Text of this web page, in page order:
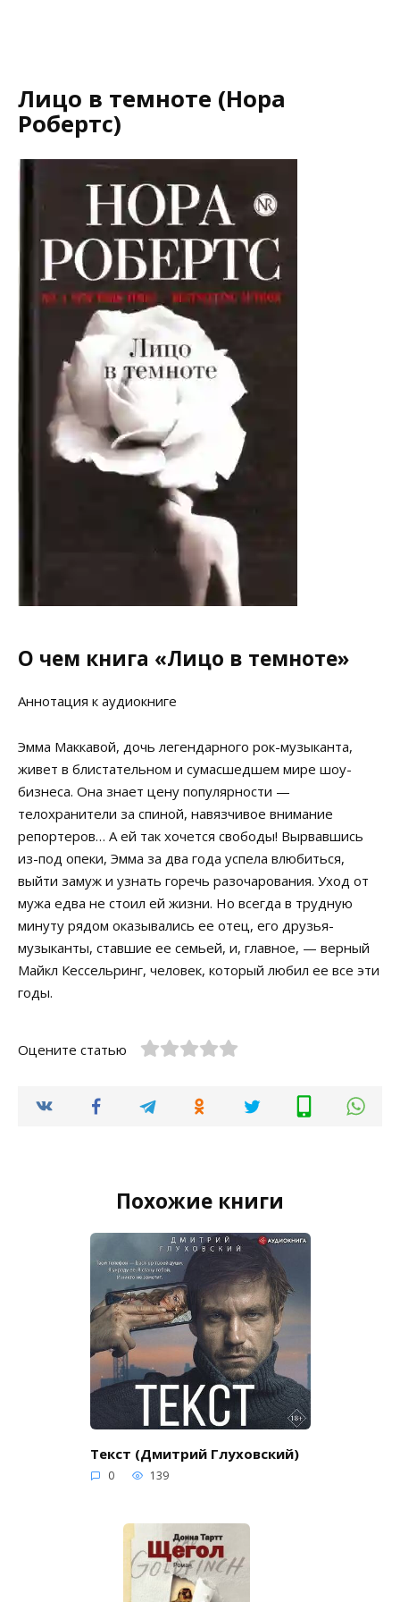
Лицо в темноте (Нора
Робертс)
О чем книга «Лицо в темноте»
Аннотация к аудиокниге
Эмма Маккавой, дочь легендарного рок-музыканта,
живет в блистательном и сумасшедшем мире шоу-
бизнеса. Она знает цену популярности —
телохранители за спиной, навязчивое внимание
репортеров… А ей так хочется свободы! Вырвавшись
из-под опеки, Эмма за два года успела влюбиться,
выйти замуж и узнать горечь разочарования. Уход от
мужа едва не стоил ей жизни. Но всегда в трудную
минуту рядом оказывались ее отец, его друзья-
музыканты, ставшие ее семьей, и, главное, — верный
Майкл Кессельринг, человек, который любил ее все эти
годы.
Оцените статью
Похожие книги
Текст (Дмитрий Глуховский)
0 139